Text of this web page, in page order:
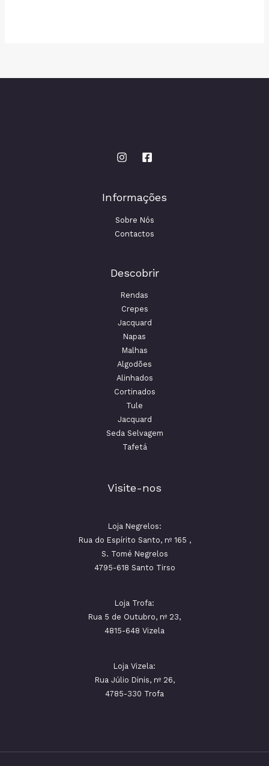
Informações
Sobre Nós
Contactos
Descobrir
Rendas
Crepes
Jacquard
Napas
Malhas
Algodões
Alinhados
Cortinados
Tule
Jacquard
Seda Selvagem
Tafetá
Visite-nos
Loja Negrelos:
Rua do Espírito Santo, nº 165 ,
S. Tomé Negrelos
4795-618 Santo Tirso
Loja Trofa:
Rua 5 de Outubro, nº 23,
4815-648 Vizela
Loja Vizela:
Rua Júlio Dinis, nº 26,
4785-330 Trofa